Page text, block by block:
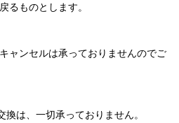
るものとします。
ャンセルは承っておりませんのでご
は、一切承っておりません。